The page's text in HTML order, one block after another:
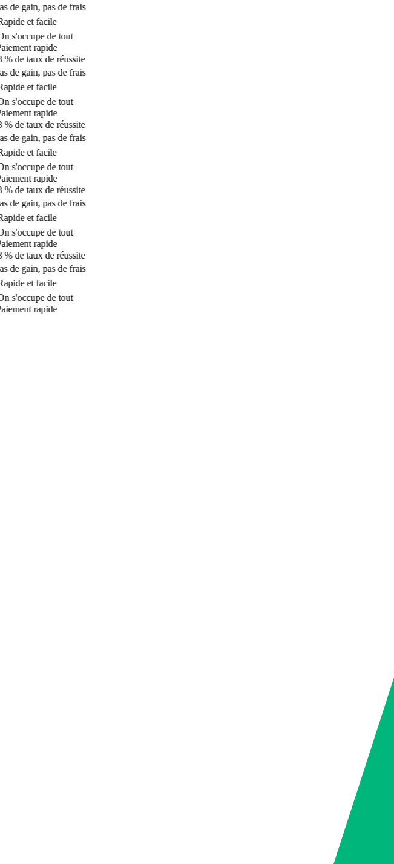
de gain, pas de frais
et facile
s'occupe de tout
rapide
de taux de réussite
de gain, pas de frais
et facile
s'occupe de tout
rapide
de taux de réussite
de gain, pas de frais
et facile
s'occupe de tout
rapide
de taux de réussite
de gain, pas de frais
et facile
s'occupe de tout
rapide
de taux de réussite
de gain, pas de frais
et facile
s'occupe de tout
rapide